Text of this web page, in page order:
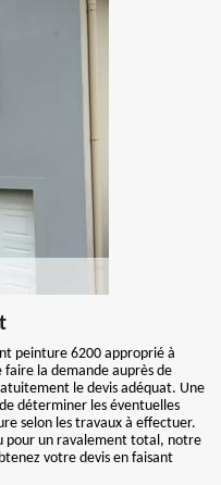
peinture 6200 approprié à
la demande auprès de
le devis adéquat. Une
déterminer les éventuelles
selon les travaux à effectuer.
pour un ravalement total, notre
votre devis en faisant